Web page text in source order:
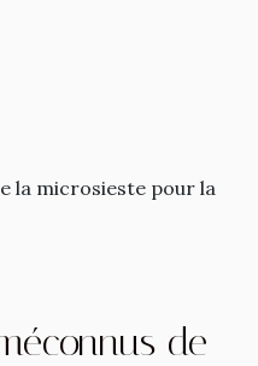
la microsieste pour la
de